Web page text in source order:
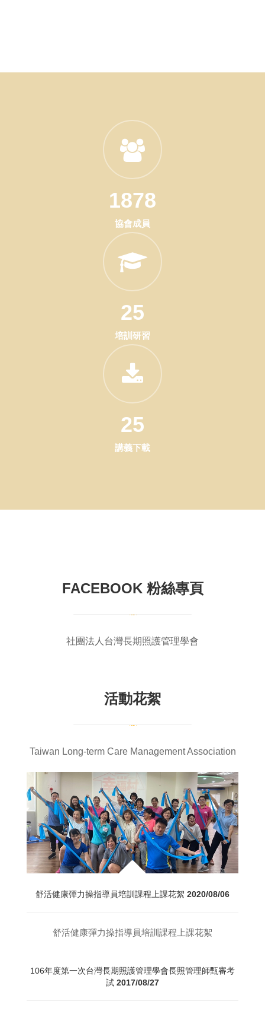
1878
協會成員
25
培訓研習
25
講義下載
FACEBOOK 粉絲專頁
社團法人台灣長期照護管理學會
活動花絮
Taiwan Long-term Care Management Association
舒活健康彈力操指導員培訓課程上課花絮 2020/08/06
舒活健康彈力操指導員培訓課程上課花絮
106年度第一次台灣長期照護管理學會長照管理師甄審考
試 2017/08/27